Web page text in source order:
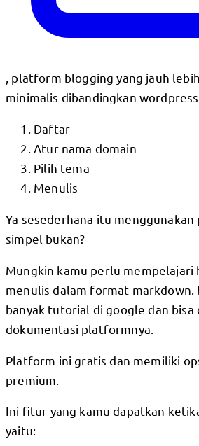
, platform blogging yang jauh
minimalis dibandingkan
Daftar
Atur nama domain
Pilih tema
Menulis
Ya sesederhana itu
simpel bukan?
Mungkin kamu perlu mempelajari
menulis dalam format markdown.
banyak tutorial di google dan bisa
dokumentasi platformnya.
Platform ini gratis dan memiliki
premium.
Ini fitur yang kamu dapatkan
yaitu: